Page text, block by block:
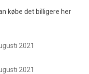
købe det billigere her
2021
2021